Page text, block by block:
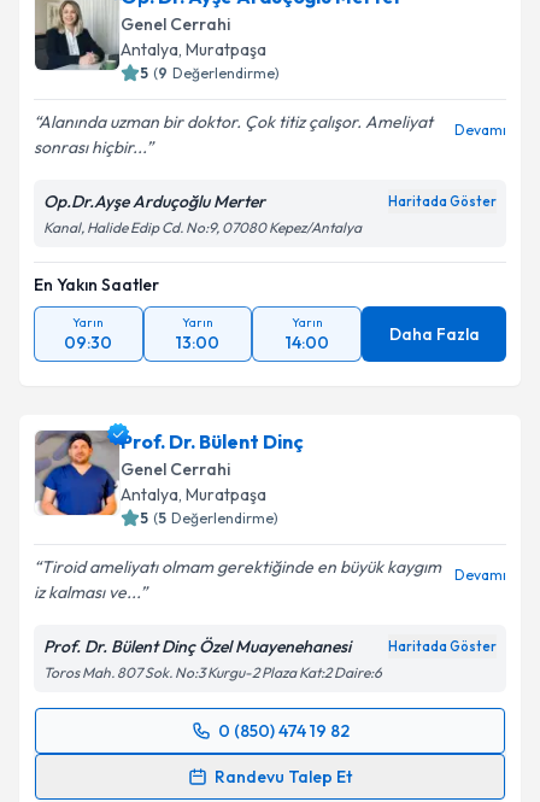
Genel Cerrahi
Antalya, Muratpaşa
5 (9 Değerlendirme)
Alanında uzman bir doktor. Çok titiz çalışor. Ameliyat
sonrası hiçbir...
Devamı
Op.Dr.Ayşe Arduçoğlu Merter Haritada Göster
Kanal, Halide Edip Cd. No:9, 07080 Kepez/Antalya
En Yakın Saatler
Yarın
09:30
Yarın
13:00
Yarın
14:00 Daha Fazla
Prof. Dr. Bülent Dinç
Genel Cerrahi
Antalya, Muratpaşa
5 (5 Değerlendirme)
Tiroid ameliyatı olmam gerektiğinde en büyük kaygım
iz kalması ve...
Devamı
Prof. Dr. Bülent Dinç Özel Muayenehanesi Haritada Göster
Toros Mah. 807 Sok. No:3 Kurgu-2 Plaza Kat:2 Daire:6
0 (850) 474 19 82
Randevu Talep Et
Randevu Takvimi Talebi